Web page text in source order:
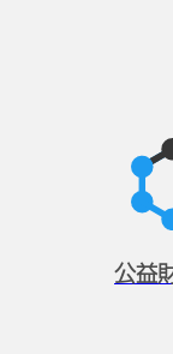
公益